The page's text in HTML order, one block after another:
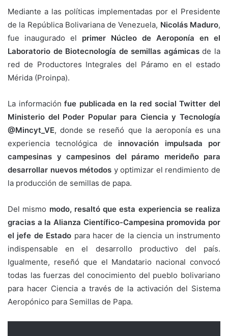
Mediante a las políticas implementadas por el Presidente
de la República Bolivariana de Venezuela, Nicolás Maduro,
fue inaugurado el primer Núcleo de Aeroponía en el
Laboratorio de Biotecnología de semillas agámicasde la
red de Productores Integrales del Páramo en el estado
Mérida (Proinpa).
La informaciónfue publicada en la red social Twitter del
Ministerio del Poder Popular para Ciencia y Tecnología
@Mincyt_VE, donde se reseñó que la aeroponía es una
experiencia tecnológica de innovación impulsada por
campesinas y campesinos del páramo merideño para
desarrollar nuevos métodos y optimizar el rendimiento de
la producción de semillas de papa.
Del mismo modo, resaltó que esta experiencia se realiza
gracias a la Alianza Científico-Campesina promovida por
el jefe de Estado para hacer de la ciencia un instrumento
indispensable en el desarrollo productivo del país.
Igualmente, reseñó que el Mandatario nacional convocó
todas las fuerzas del conocimiento del pueblo bolivariano
para hacer Ciencia a través de la activación del Sistema
Aeropónico para Semillas de Papa.